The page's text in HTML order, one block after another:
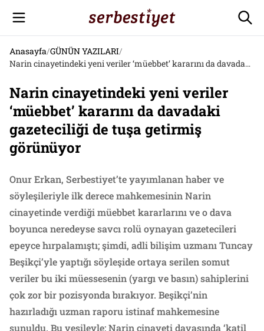
Anasayfa/GÜNÜN YAZILARI/
Narin cinayetindeki yeni veriler ‘müebbet’ kararını da davadaki gazeteciliği de tuşa getirmiş görünüyor
Narin cinayetindeki yeni veriler
‘müebbet’ kararını da davadaki
gazeteciliği de tuşa getirmiş
görünüyor
Onur Erkan, Serbestiyet’te yayımlanan haber ve
söyleşileriyle ilk derece mahkemesinin Narin
cinayetinde verdiği müebbet kararlarını ve o dava
boyunca neredeyse savcı rolü oynayan gazetecileri
epeyce hırpalamıştı; şimdi, adli bilişim uzmanı Tuncay
Beşikçi’yle yaptığı söyleşide ortaya serilen somut
veriler bu iki müessesenin (yargı ve basın) sahiplerini
çok zor bir pozisyonda bırakıyor. Beşikçi’nin
hazırladığı uzman raporu istinaf mahkemesine
sunuldu. Bu vesileyle: Narin cinayeti davasında ‘katil